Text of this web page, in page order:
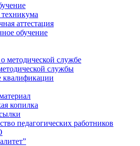
аттестация
обучение
методической службе
службы
копилка
педагогических работников